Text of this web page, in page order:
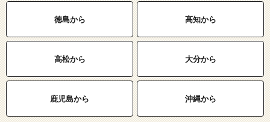
徳島から 高知から
高松から 大分から
鹿児島から 沖縄から